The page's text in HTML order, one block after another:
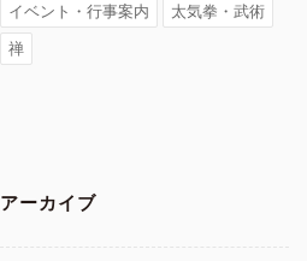
イベント・行事案内
太気拳・武術
禅
アーカイブ